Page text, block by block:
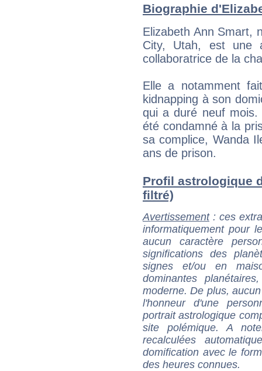
Biographie
Elizabeth Ann Smart,
City, Utah, est une
collaboratrice de la
Elle a notamment
kidnapping à son
qui a duré neuf mois.
été condamné à la
sa complice, Wanda
ans de prison.
Profil astrologique
filtré)
Avertissement: ces
informatiquement pour
aucun caractère
significations des
signes et/ou en
dominantes
moderne. De plus,
l'honneur d'une
portrait astrologique
site polémique. A
recalculées
domification avec le
des heures connues.